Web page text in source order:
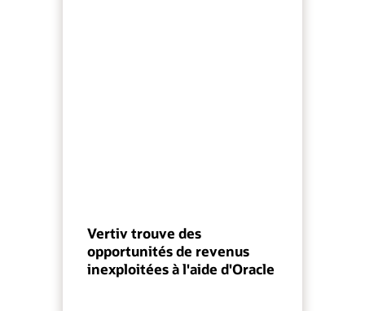
Vertiv trouve des
opportunités de revenus
inexploitées à l'aide d'Oracle